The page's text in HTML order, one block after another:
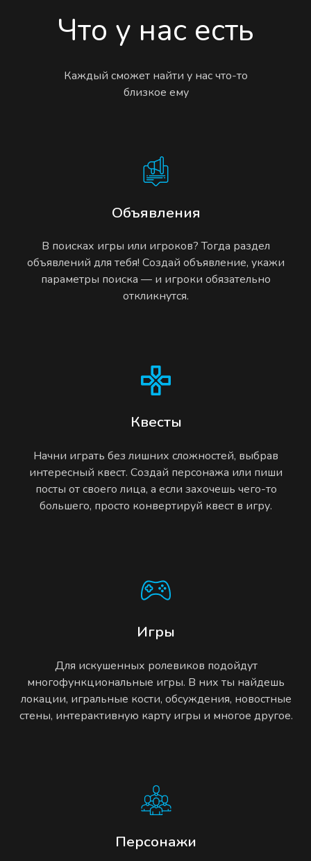
Что у нас есть
Каждый сможет найти у нас что-то
близкое ему
Объявления
В поисках игры или игроков? Тогда раздел
объявлений для тебя! Создай объявление, укажи
параметры поиска — и игроки обязательно
откликнутся.
Квесты
Начни играть без лишних сложностей, выбрав
интересный квест. Создай персонажа или пиши
посты от своего лица, а если захочешь чего-то
большего, просто конвертируй квест в игру.
Игры
Для искушенных ролевиков подойдут
многофункциональные игры. В них ты найдешь
локации, игральные кости, обсуждения, новостные
стены, интерактивную карту игры и многое другое.
Персонажи